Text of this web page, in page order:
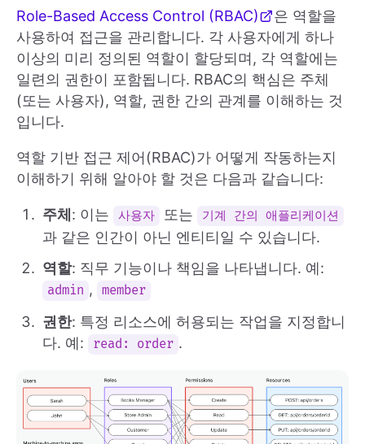
Role-Based Access Control (RBAC)
은 역할을
사용하여 접근을 관리합니다. 각 사용자에게 하나
이상의 미리 정의된 역할이 할당되며, 각 역할에는
일련의 권한이 포함됩니다. RBAC의 핵심은 주체
(또는 사용자), 역할, 권한 간의 관계를 이해하는 것
입니다.
역할 기반 접근 제어(RBAC)가 어떻게 작동하는지
이해하기 위해 알아야 할 것은 다음과 같습니다:
주체 : 이는 사용자 또는 기계 간의 애플리케이션
과 같은 인간이 아닌 엔티티일 수 있습니다.
역할: 직무 기능이나 책임을 나타냅니다. 예:
admin , member
권한: 특정 리소스에 허용되는 작업을 지정합니
다. 예:
read: order .